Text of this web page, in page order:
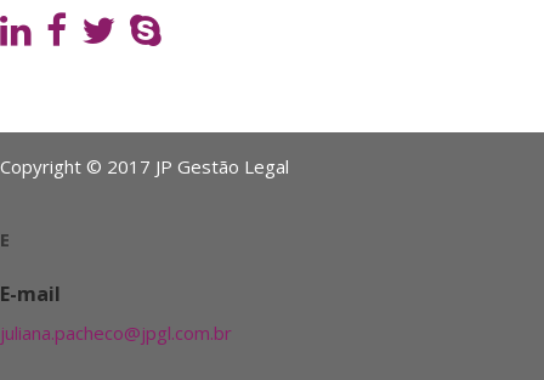
Copyright © 2017 JP Gestão Legal
E
E-mail
juliana.pacheco@jpgl.com.br